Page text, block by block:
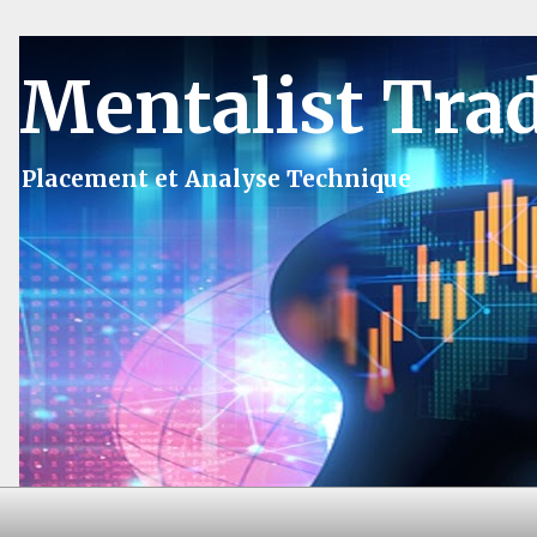
Mentalist
Placement et Analyse Technique